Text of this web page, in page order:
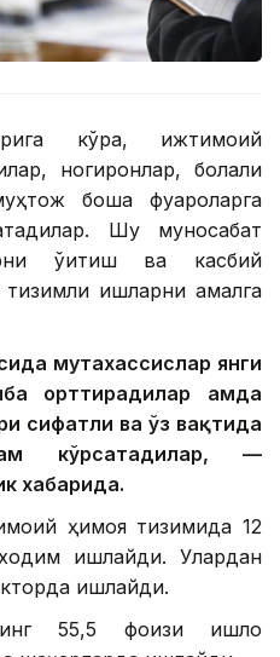
кўра, ижтимоий
ногиронлар, болали
бошқа фуқароларга
Шу муносабат
ўқитиш ва касбий
ишларни амалга
мутахассислар янги
орттирадилар ҳамда
сифатли ва ўз вақтида
кўрсатадилар, —
хабарида.
ҳимоя тизимида 12
ишлайди. Улардан
ишлайди.
55,5 фоизи қишлоқ